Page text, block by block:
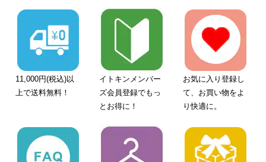
11,000円(税込)以
上で送料無料！
イトキンメンバー
ズ会員登録でもっ
とお得に！
お気に入り登録し
て、お買い物をよ
り快適に。